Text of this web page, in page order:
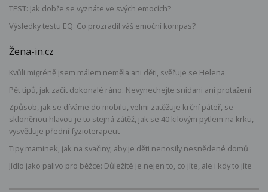
TEST: Jak dobře se vyznáte ve svých emocích?
Výsledky testu EQ: Co prozradil váš emoční kompas?
Žena-in.cz
Kvůli migréně jsem málem neměla ani děti, svěřuje se Helena
Pět tipů, jak začít dokonalé ráno. Nevynechejte snídani ani protažení
Způsob, jak se díváme do mobilu, velmi zatěžuje krční páteř, se
skloněnou hlavou je to stejná zátěž, jak se 40 kilovým pytlem na krku,
vysvětluje přední fyzioterapeut
Tipy maminek, jak na svačiny, aby je děti nenosily nesnědené domů
Jídlo jako palivo pro běžce: Důležité je nejen to, co jíte, ale i kdy to jíte